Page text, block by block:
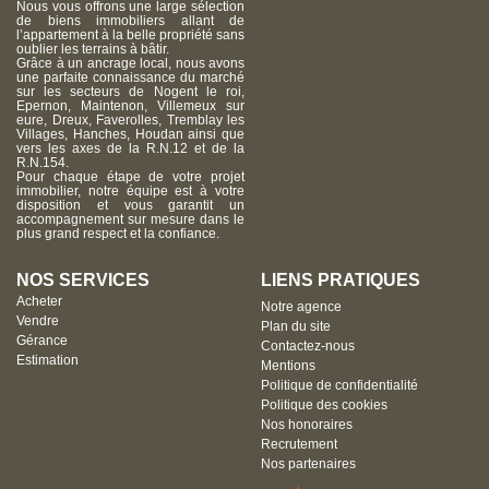
Nous vous offrons une large sélection
de biens immobiliers allant de
l’appartement à la belle propriété sans
oublier les terrains à bâtir.
Grâce à un ancrage local, nous avons
une parfaite connaissance du marché
sur les secteurs de Nogent le roi,
Epernon, Maintenon, Villemeux sur
eure, Dreux, Faverolles, Tremblay les
Villages, Hanches, Houdan ainsi que
vers les axes de la R.N.12 et de la
R.N.154.
Pour chaque étape de votre projet
immobilier, notre équipe est à votre
disposition et vous garantit un
accompagnement sur mesure dans le
plus grand respect et la confiance.
NOS SERVICES
Acheter
Vendre
Gérance
Estimation
LIENS PRATIQUES
Notre agence
Plan du site
Contactez-nous
Mentions
Politique de confidentialité
Politique des cookies
Nos honoraires
Recrutement
Nos partenaires